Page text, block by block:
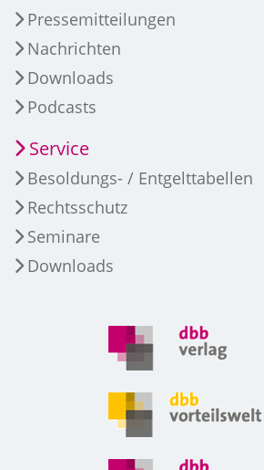
Pressemitteilungen
Nachrichten
Downloads
Podcasts
Service
Besoldungs- / Entgelttabellen
Rechtsschutz
Seminare
Downloads